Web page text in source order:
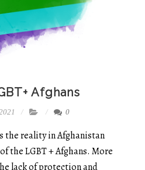
Afghans
0
the reality in Afghanistan
the LGBT + Afghans. More
lack of protection and